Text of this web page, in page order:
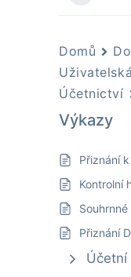
Domů
Účetnictví
Výkazy
Přiznání k
Kontrolní
Souhrnné
Přiznání
Účetní